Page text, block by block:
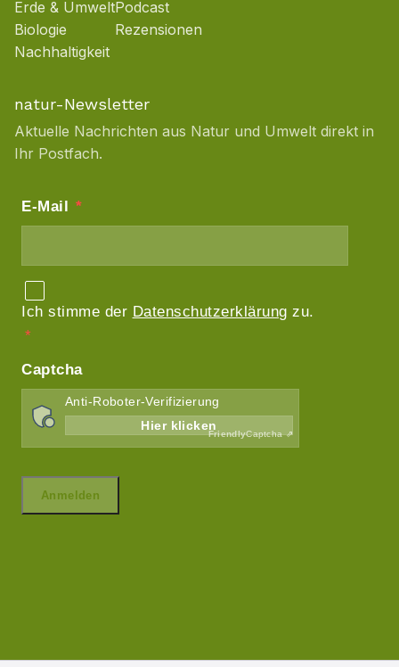
Erde & Umwelt
Biologie
Nachhaltigkeit
Podcast
Rezensionen
natur-Newsletter
Aktuelle Nachrichten aus Natur und Umwelt direkt in
Ihr Postfach.